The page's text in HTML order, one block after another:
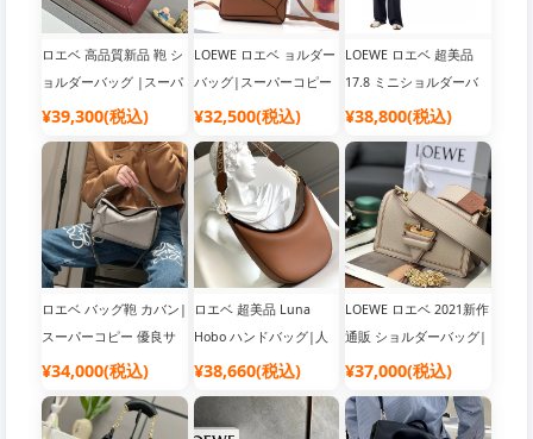
ロエベ 高品質新品 鞄 シ
ョルダーバッグ |スーパ
ーコピー 優良サイト
¥39,300(税込)
LOEWE ロエベ ョルダー
バッグ|スーパーコピー
優良サイト
¥32,500(税込)
LOEWE ロエベ 超美品
17.8 ミニショルダーバ
ッグ|スーパーコピー 優
¥38,800(税込)
ロエベ バッグ鞄 カバン|
スーパーコピー 優良サ
イト
¥34,000(税込)
ロエベ 超美品 Luna
Hobo ハンドバッグ|人
気 ブランド バッグ
¥38,660(税込)
LOEWE ロエベ 2021新作
通販 ショルダーバッグ|
韓国流行り ブランドバ
¥37,000(税込)